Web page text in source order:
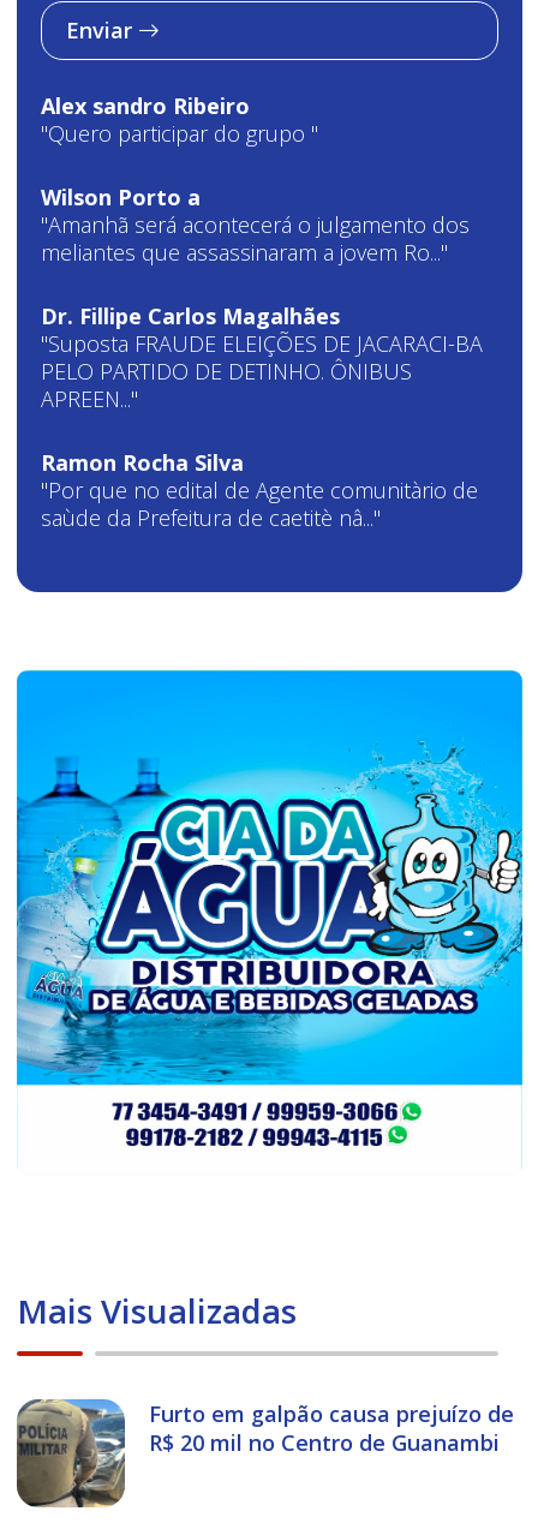
Enviar
Alex sandro Ribeiro
"Quero participar do grupo "
Wilson Porto a
"Amanhã será acontecerá o julgamento dos
meliantes que assassinaram a jovem Ro..."
Dr. Fillipe Carlos Magalhães
"Suposta FRAUDE ELEIÇÕES DE JACARACI-BA
PELO PARTIDO DE DETINHO. ÔNIBUS
APREEN..."
Ramon Rocha Silva
"Por que no edital de Agente comunitàrio de
saùde da Prefeitura de caetitè nâ..."
Mais Visualizadas
Furto em galpão causa prejuízo de
R$ 20 mil no Centro de Guanambi